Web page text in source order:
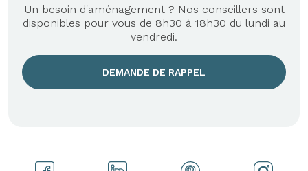
Un besoin d'aménagement ? Nos conseillers sont
disponibles pour vous de 8h30 à 18h30 du lundi au
vendredi.
DEMANDE DE RAPPEL